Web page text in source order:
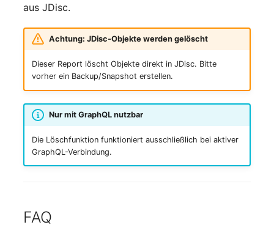
aus JDisc.
Achtung: JDisc-Objekte werden gelöscht
Dieser Report löscht Objekte direkt in JDisc. Bitte
vorher ein Backup/Snapshot erstellen.
Nur mit GraphQL nutzbar
Die Löschfunktion funktioniert ausschließlich bei aktiver
GraphQL-Verbindung.
FAQ